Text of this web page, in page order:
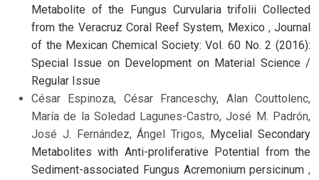
Metabolite of the Fungus Curvularia trifolii Collected
from the Veracruz Coral Reef System, Mexico , Journal
of the Mexican Chemical Society: Vol. 60 No. 2 (2016):
Special Issue on Development on Material Science /
Regular Issue
César Espinoza, César Franceschy, Alan Couttolenc,
María de la Soledad Lagunes-Castro, José M. Padrón,
José J. Fernández, Ángel Trigos, Mycelial Secondary
Metabolites with Anti-proliferative Potential from the
Sediment-associated Fungus Acremonium persicinum ,